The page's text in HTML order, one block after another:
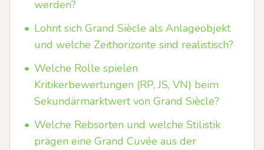
werden?
• Lohnt sich Grand Siècle als Anlageobjekt
und welche Zeithorizonte sind realistisch?
• Welche Rolle spielen
Kritikerbewertungen (RP, JS, VN) beim
Sekundärmarktwert von Grand Siècle?
• Welche Rebsorten und welche Stilistik
prägen eine Grand Cuvée aus der